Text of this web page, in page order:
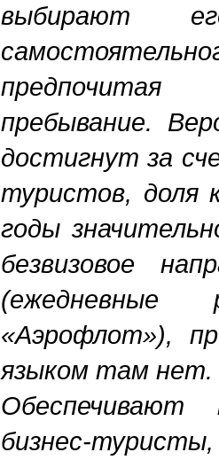
выбирают
пребывание.
достигнут за
туристов, доля
годы
безвизовое
(ежедневные
«Аэрофлот»),
языком там нет.
бизнес-